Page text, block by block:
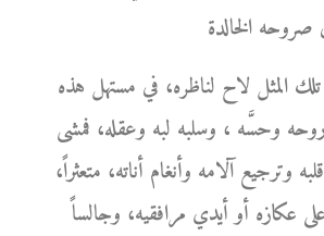
المثل لاح لناظره، في مستهل هذه
روحه وحسَّه ، وسلبه لبه وعقله، فمشى
وترجيع آلامه وأنغام أناته، متعثراً،
عكازه أو أيدي مرافقيه، وجالساً